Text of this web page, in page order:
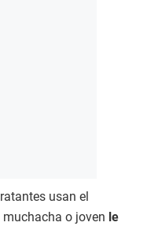
usan el
o joven le